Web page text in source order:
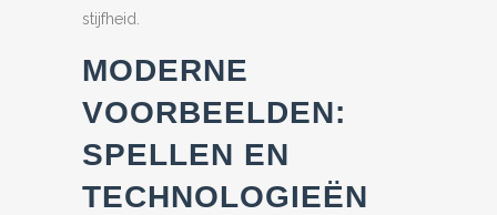
stijfheid.
MODERNE
VOORBEELDEN:
SPELLEN EN
TECHNOLOGIEËN